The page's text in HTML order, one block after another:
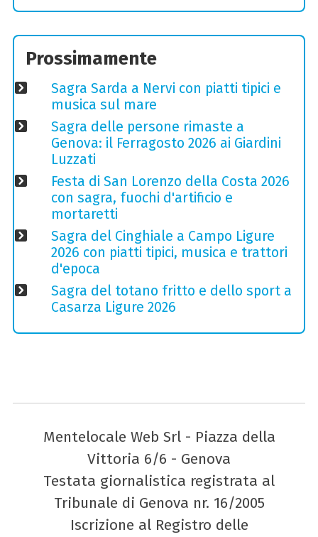
Prossimamente
Sagra Sarda a Nervi con piatti tipici e
musica sul mare
Sagra delle persone rimaste a
Genova: il Ferragosto 2026 ai Giardini
Luzzati
Festa di San Lorenzo della Costa 2026
con sagra, fuochi d'artificio e
mortaretti
Sagra del Cinghiale a Campo Ligure
2026 con piatti tipici, musica e trattori
d'epoca
Sagra del totano fritto e dello sport a
Casarza Ligure 2026
Mentelocale Web Srl - Piazza della
Vittoria 6/6 - Genova
Testata giornalistica registrata al
Tribunale di Genova nr. 16/2005
Iscrizione al Registro delle